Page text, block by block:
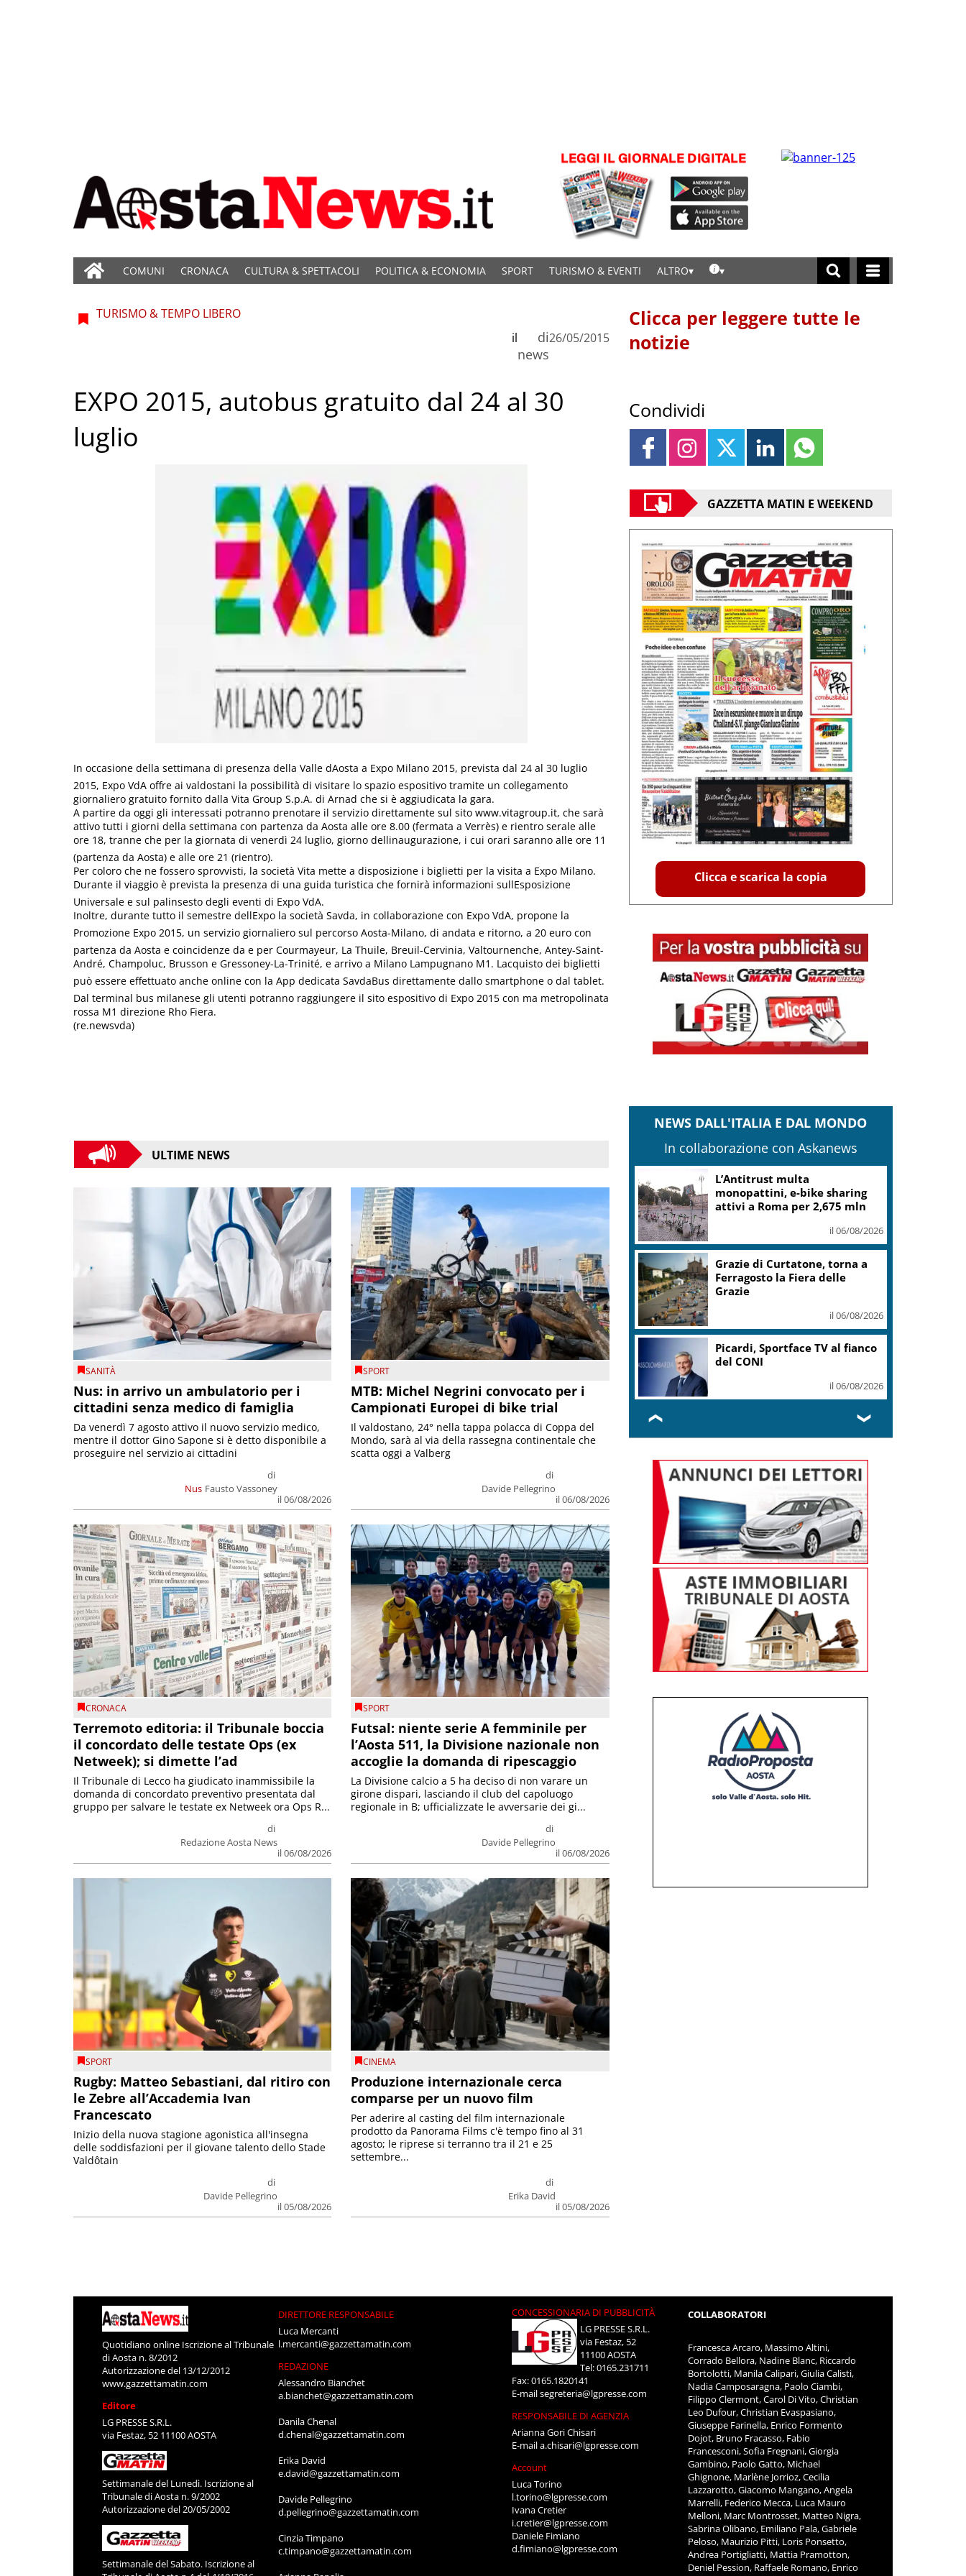
COMUNI CRONACA CULTURA & SPETTACOLI POLITICA & ECONOMIA SPORT TURISMO & EVENTI ALTRO
TURISMO & TEMPO LIBERO
di
news
il 26/05/2015
EXPO 2015, autobus gratuito dal 24 al 30
luglio
In occasione della settimana di presenza della Valle dAosta a Expo Milano 2015, prevista dal 24 al 30 luglio
2015, Expo VdA offre ai valdostani la possibilità di visitare lo spazio espositivo tramite un collegamento
giornaliero gratuito fornito dalla Vita Group S.p.A. di Arnad che si è aggiudicata la gara.
A partire da oggi gli interessati potranno prenotare il servizio direttamente sul sito www.vitagroup.it, che sarà
attivo tutti i giorni della settimana con partenza da Aosta alle ore 8.00 (fermata a Verrès) e rientro serale alle
ore 18, tranne che per la giornata di venerdì 24 luglio, giorno dellinaugurazione, i cui orari saranno alle ore 11
(partenza da Aosta) e alle ore 21 (rientro).
Per coloro che ne fossero sprovvisti, la società Vita mette a disposizione i biglietti per la visita a Expo Milano.
Durante il viaggio è prevista la presenza di una guida turistica che fornirà informazioni sullEsposizione
Universale e sul palinsesto degli eventi di Expo VdA.
Inoltre, durante tutto il semestre dellExpo la società Savda, in collaborazione con Expo VdA, propone la
Promozione Expo 2015, un servizio giornaliero sul percorso Aosta-Milano, di andata e ritorno, a 20 euro con
partenza da Aosta e coincidenze da e per Courmayeur, La Thuile, Breuil-Cervinia, Valtournenche, Antey-Saint-
André, Champoluc, Brusson e Gressoney-La-Trinité, e arrivo a Milano Lampugnano M1. Lacquisto dei biglietti
può essere effettuato anche online con la App dedicata SavdaBus direttamente dallo smartphone o dal tablet.
Dal terminal bus milanese gli utenti potranno raggiungere il sito espositivo di Expo 2015 con ma metropolinata
rossa M1 direzione Rho Fiera.
(re.newsvda)
ULTIME NEWS
SANITÀ
Nus: in arrivo un ambulatorio per i
cittadini senza medico di famiglia
Nus
di
Fausto Vassoney
il 06/08/2026
Da venerdì 7 agosto attivo il nuovo servizio medico,
mentre il dottor Gino Sapone si è detto disponibile a
proseguire nel servizio ai cittadini
SPORT
MTB: Michel Negrini convocato per i
Campionati Europei di bike trial
di
Davide Pellegrino
il 06/08/2026
Il valdostano, 24° nella tappa polacca di Coppa del
Mondo, sarà al via della rassegna continentale che
scatta oggi a Valberg
CRONACA
Terremoto editoria: il Tribunale boccia
il concordato delle testate Ops (ex
Netweek); si dimette l’ad
di
Redazione Aosta News
il 06/08/2026
Il Tribunale di Lecco ha giudicato inammissibile la
domanda di concordato preventivo presentata dal
gruppo per salvare le testate ex Netweek ora Ops R...
SPORT
Futsal: niente serie A femminile per
l’Aosta 511, la Divisione nazionale non
accoglie la domanda di ripescaggio
di
Davide Pellegrino
il 06/08/2026
La Divisione calcio a 5 ha deciso di non varare un
girone dispari, lasciando il club del capoluogo
regionale in B; ufficializzate le avversarie dei gi...
SPORT
Rugby: Matteo Sebastiani, dal ritiro con
le Zebre all’Accademia Ivan
Francescato
di
Davide Pellegrino
il 05/08/2026
Inizio della nuova stagione agonistica all'insegna
delle soddisfazioni per il giovane talento dello Stade
Valdôtain
CINEMA
Produzione internazionale cerca
comparse per un nuovo film
di
Erika David
il 05/08/2026
Per aderire al casting del film internazionale
prodotto da Panorama Films c'è tempo fino al 31
agosto; le riprese si terranno tra il 21 e 25
settembre...
Clicca per leggere tutte le
notizie
Condividi
GAZZETTA MATIN E WEEKEND
Clicca e scarica la copia
NEWS DALL'ITALIA E DAL MONDO
In collaborazione con Askanews
L’Antitrust multa
monopattini, e-bike sharing
attivi a Roma per 2,675 mln
il 06/08/2026
Grazie di Curtatone, torna a
Ferragosto la Fiera delle
Grazie
il 06/08/2026
Picardi, Sportface TV al fianco
del CONI
il 06/08/2026
❮ ❯
Quotidiano online Iscrizione al Tribunale
di Aosta n. 8/2012
Autorizzazione del 13/12/2012
www.gazzettamatin.com
Editore
LG PRESSE S.R.L.
via Festaz, 52 11100 AOSTA
Settimanale del Lunedì. Iscrizione al
Tribunale di Aosta n. 9/2002
Autorizzazione del 20/05/2002
Settimanale del Sabato. Iscrizione al
DIRETTORE RESPONSABILE
Luca Mercanti
l.mercanti@gazzettamatin.com
REDAZIONE
Alessandro Bianchet
a.bianchet@gazzettamatin.com
Danila Chenal
d.chenal@gazzettamatin.com
Erika David
e.david@gazzettamatin.com
Davide Pellegrino
d.pellegrino@gazzettamatin.com
Cinzia Timpano
c.timpano@gazzettamatin.com
CONCESSIONARIA DI PUBBLICITÀ
LG PRESSE S.R.L.
via Festaz, 52
11100 AOSTA
Tel: 0165.231711
Fax: 0165.1820141
E-mailsegreteria@lgpresse.com
RESPONSABILE DI AGENZIA
Arianna Gori Chisari
E-maila.chisari@lgpresse.com
Account
Luca Torino
l.torino@lgpresse.com
Ivana Cretier
i.cretier@lgpresse.com
Daniele Fimiano
d.fimiano@lgpresse.com
COLLABORATORI
Francesca Arcaro, Massimo Altini,
Corrado Bellora, Nadine Blanc, Riccardo
Bortolotti, Manila Calipari, Giulia Calisti,
Nadia Camposaragna, Paolo Ciambi,
Filippo Clermont, Carol Di Vito, Christian
Leo Dufour, Christian Evaspasiano,
Giuseppe Farinella, Enrico Formento
Dojot, Bruno Fracasso, Fabio
Francesconi, Sofia Fregnani, Giorgia
Gambino, Paolo Gatto, Michael
Ghignone, Marlène Jorrioz, Cecilia
Lazzarotto, Giacomo Mangano, Angela
Marrelli, Federico Mecca, Luca Mauro
Melloni, Marc Montrosset, Matteo Nigra,
Sabrina Olibano, Emiliano Pala, Gabriele
Peloso, Maurizio Pitti, Loris Ponsetto,
Andrea Portigliatti, Mattia Pramotton,
Deniel Pession, Raffaele Romano, Enrico